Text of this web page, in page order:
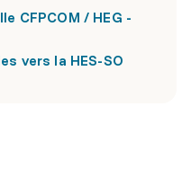
CFPCOM / HEG -
vers la HES-SO